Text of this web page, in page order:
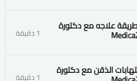
علاجه مع دكتورة 1 دقيقة
الذقن مع دكتورة 1 دقيقة